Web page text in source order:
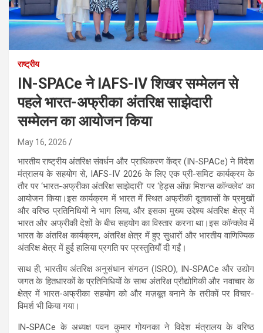
राष्ट्रीय
IN-SPACe ने IAFS-IV शिखर सम्मेलन से
पहले भारत-अफ्रीका अंतरिक्ष साझेदारी
सम्मेलन का आयोजन किया
May 16, 2026
भारतीय राष्ट्रीय अंतरिक्ष संवर्धन और प्राधिकरण केंद्र (IN-SPACe) ने विदेश
मंत्रालय के सहयोग से, IAFS-IV 2026 के लिए एक प्री-समिट कार्यक्रम के
तौर पर ‘भारत-अफ्रीका अंतरिक्ष साझेदारी’ पर ‘हेड्स ऑफ़ मिशन्स कॉन्क्लेव’ का
आयोजन किया।इस कार्यक्रम में भारत में स्थित अफ्रीकी दूतावासों के प्रमुखों
और वरिष्ठ प्रतिनिधियों ने भाग लिया, और इसका मुख्य उद्देश्य अंतरिक्ष क्षेत्र में
भारत और अफ्रीकी देशों के बीच सहयोग का विस्तार करना था।इस कॉन्क्लेव में
भारत के अंतरिक्ष कार्यक्रम, अंतरिक्ष क्षेत्र में हुए सुधारों और भारतीय वाणिज्यिक
अंतरिक्ष क्षेत्र में हुई हालिया प्रगति पर प्रस्तुतियाँ दी गईं।
साथ ही, भारतीय अंतरिक्ष अनुसंधान संगठन (ISRO), IN-SPACe और उद्योग
जगत के हितधारकों के प्रतिनिधियों के साथ अंतरिक्ष प्रौद्योगिकी और नवाचार के
क्षेत्र में भारत-अफ्रीका सहयोग को और मज़बूत बनाने के तरीकों पर विचार-
विमर्श भी किया गया।
IN-SPACe के अध्यक्ष पवन कुमार गोयनका ने विदेश मंत्रालय के वरिष्ठ